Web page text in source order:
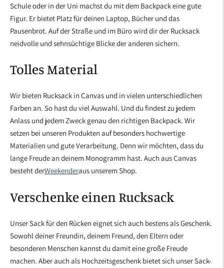
Schule oder in der Uni machst du mit dem Backpack eine gute
Figur. Er bietet Platz für deinen Laptop, Bücher und das
Pausenbrot. Auf der Straße und im Büro wird dir der Rucksack
neidvolle und sehnsüchtige Blicke der anderen sichern.
Tolles Material
Wir bieten Rucksack in Canvas und in vielen unterschiedlichen
Farben an. So hast du viel Auswahl. Und du findest zu jedem
Anlass und jedem Zweck genau den richtigen Backpack. Wir
setzen bei unseren Produkten auf besonders hochwertige
Materialien und gute Verarbeitung. Denn wir möchten, dass du
lange Freude an deinem Monogramm hast. Auch aus Canvas
besteht derWeekenderaus unserem Shop.
Verschenke einen Rucksack
Unser Sack für den Rücken eignet sich auch bestens als Geschenk.
Sowohl deiner Freundin, deinem Freund, den Eltern oder
besonderen Menschen kannst du damit eine große Freude
machen. Aber auch als Hochzeitsgeschenk bietet sich unser Sack-